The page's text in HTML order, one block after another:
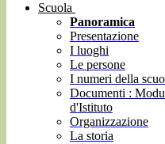
Scuola
Panoramica
Presentazione
I luoghi
Le persone
I numeri della
Documenti :
d'Istituto
Organizzazione
La storia